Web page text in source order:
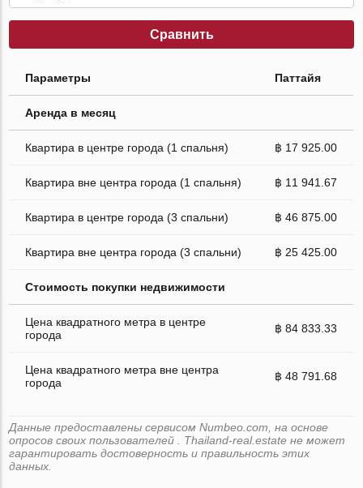
Сравнить
Параметры Паттайя
Аренда в месяц
Квартира в центре города (1 спальня) ฿ 17 925.00
Квартира вне центра города (1 спальня) ฿ 11 941.67
Квартира в центре города (3 спальни) ฿ 46 875.00
Квартира вне центра города (3 спальни) ฿ 25 425.00
Стоимость покупки недвижимости
Цена квадратного метра в центре
города
฿ 84 833.33
Цена квадратного метра вне центра
города
฿ 48 791.68
Данные предоставлены сервисом Numbeo.com, на основе
опросов своих пользователей . Thailand-real.estate не может
гарантировать достоверность и правильность этих
данных.